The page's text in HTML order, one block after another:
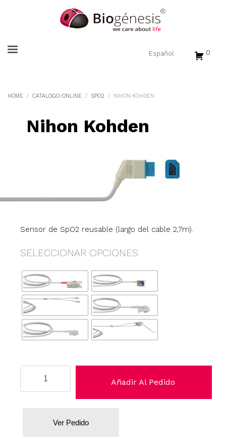
0
HOME CATALOGO-ONLINE SPO2 NIHON KOHDEN
Nihon Kohden
Sensor de SpO2 reusable (largo del cable 2,7m).
SELECCIONAR OPCIONES
Añadir Al Pedido
Ver Pedido